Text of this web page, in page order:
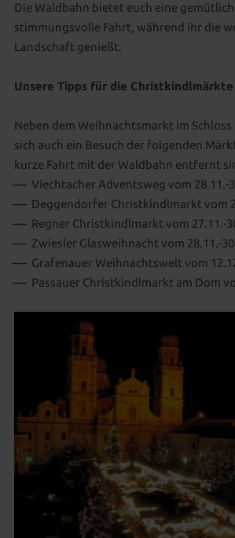
Die Waldbahn bietet euch eine
stimmungsvolle Fahrt, während ihr die
Landschaft genießt.
Unsere Tipps für die Christkindlmärkte
Neben dem Weihnachtsmarkt im
sich auch ein Besuch der folgenden
kurze Fahrt mit der Waldbahn entfernt
Viechtacher Adventsweg vom 28.11.-
Deggendorfer Christkindlmarkt vom
Regner Christkindlmarkt vom 27.11.-
Zwiesler Glasweihnacht vom 28.11.-
Grafenauer Weihnachtswelt vom
Passauer Christkindlmarkt am Dom